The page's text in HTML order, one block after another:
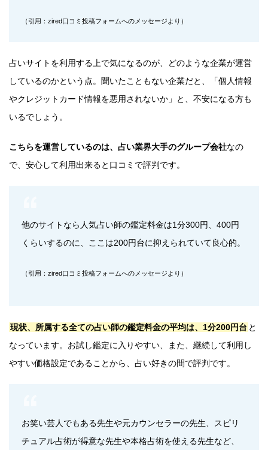
（引用：zired口コミ投稿フォームへのメッセージより）
占いサイトを利用する上で気になるのが、どのような企業が運営
しているのかという点。聞いたこともない企業だと、「個人情報
やクレジットカード情報を悪用されないか」と、不安になる方も
いるでしょう。
こちらを運営しているのは、占い業界大手のグループ会社なの
で、安心して利用出来ると口コミで評判です。
他のサイトなら人気占い師の鑑定料金は1分300円、400円
くらいするのに、ここは200円台に抑えられていて良心的。
（引用：zired口コミ投稿フォームへのメッセージより）
現状、所属する全ての占い師の鑑定料金の平均は、1分200円台 と
なっています。お試し鑑定に入りやすい、また、継続して利用し
やすい価格設定であることから、占い好きの間で評判です。
お笑い芸人でもある先生や元カウンセラーの先生、スピリ
チュアル占術が得意な先生や本格占術を使える先生など、